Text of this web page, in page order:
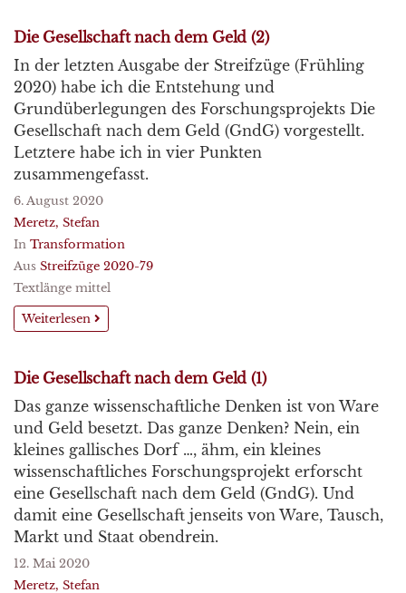
Die Gesellschaft nach dem Geld (2)
In der letzten Ausgabe der Streifzüge (Frühling
2020) habe ich die Entstehung und
Grundüberlegungen des Forschungsprojekts Die
Gesellschaft nach dem Geld (GndG) vorgestellt.
Letztere habe ich in vier Punkten
zusammengefasst.
6. August 2020
Meretz, Stefan
In Transformation
Aus Streifzüge 2020-79
Textlänge mittel
Weiterlesen
Die Gesellschaft nach dem Geld (1)
Das ganze wissenschaftliche Denken ist von Ware
und Geld besetzt. Das ganze Denken? Nein, ein
kleines gallisches Dorf …, ähm, ein kleines
wissenschaftliches Forschungsprojekt erforscht
eine Gesellschaft nach dem Geld (GndG). Und
damit eine Gesellschaft jenseits von Ware, Tausch,
Markt und Staat obendrein.
12. Mai 2020
Meretz, Stefan